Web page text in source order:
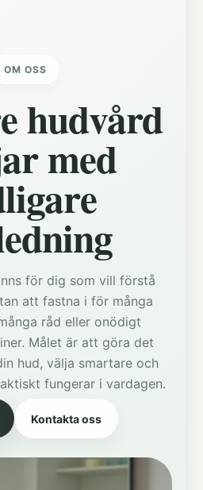
OM OSS
hudvård
med
för dig som vill förstå
att fastna i för många
råd eller onödigt
Målet är att göra det
hud, välja smartare och
fungerar i vardagen.
Kontakta oss